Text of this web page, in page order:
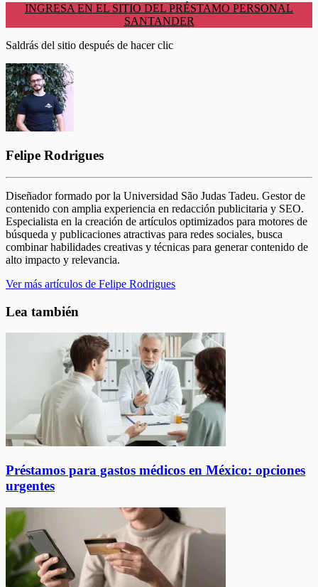
INGRESA EN EL SITIO DEL PRÉSTAMO PERSONAL
SANTANDER
Saldrás del sitio después de hacer clic
Felipe Rodrigues
Diseñador formado por la Universidad São Judas Tadeu. Gestor de
contenido con amplia experiencia en redacción publicitaria y SEO.
Especialista en la creación de artículos optimizados para motores de
búsqueda y publicaciones atractivas para redes sociales, busca
combinar habilidades creativas y técnicas para generar contenido de
alto impacto y relevancia.
Ver más artículos de Felipe Rodrigues
Lea también
Préstamos para gastos médicos en México: opciones
urgentes